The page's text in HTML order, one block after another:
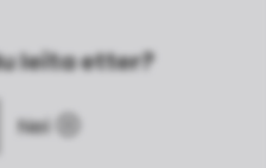
leita etter?
Nei